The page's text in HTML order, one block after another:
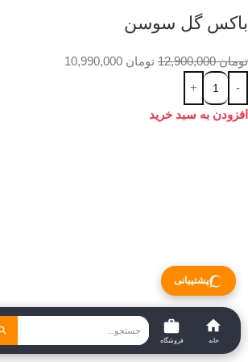
باکس گل سوسن
تومان12,900,000 تومان
افزودن به سبد خرید
پشتیبانی
خانه فروشگاه